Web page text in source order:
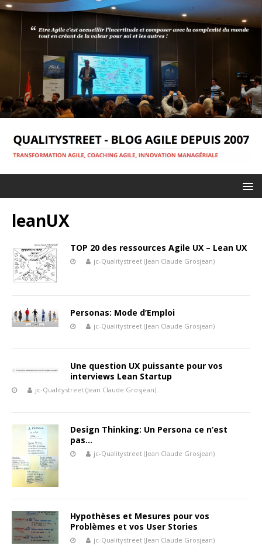
leanUX
TOP 20 des ressources Agile UX – Lean UX
jc-Qualitystreet (Jean Claude Grosjean)
Personas: Mode d’Emploi
jc-Qualitystreet (Jean Claude Grosjean)
Une question UX puissante pour vos
interviews Lean Startup
jc-Qualitystreet (Jean Claude Grosjean)
Design Thinking: Un Persona ce n’est
pas…
jc-Qualitystreet (Jean Claude Grosjean)
Hypothèses et Mesures pour vos
Problèmes et vos User Stories
jc-Qualitystreet (Jean Claude Grosjean)